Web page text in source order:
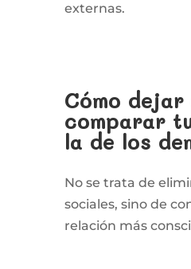
externas.
Cómo dejar
comparar
la de los
No se trata de
sociales, sino de
relación más